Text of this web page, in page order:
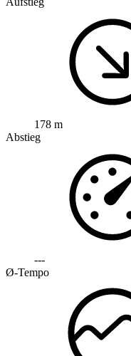
178 m
Abstieg
---
Ø-Tempo